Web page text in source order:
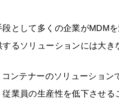
として多くの企業がMDM
るソリューションには大き
ンテナーのソリューション
業員の生産性を低下させる